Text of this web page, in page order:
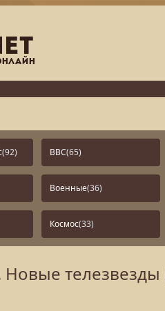
(92) BBC(65)
Военные(36)
Космос(33)
телезвезды